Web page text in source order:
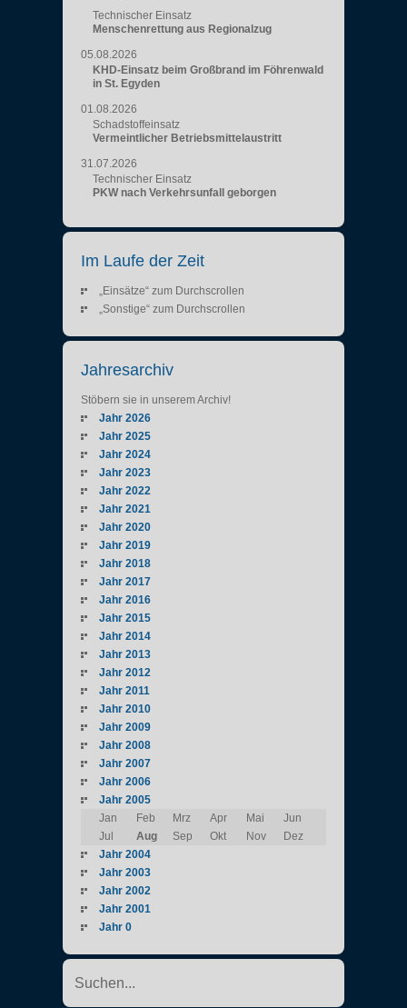
Technischer Einsatz
Menschenrettung aus Regionalzug
05.08.2026
KHD-Einsatz beim Großbrand im Föhrenwald
in St. Egyden
01.08.2026
Schadstoffeinsatz
Vermeintlicher Betriebsmittelaustritt
31.07.2026
Technischer Einsatz
PKW nach Verkehrsunfall geborgen
Im Laufe der Zeit
„Einsätze“ zum Durchscrollen
„Sonstige“ zum Durchscrollen
Jahresarchiv
Stöbern sie in unserem Archiv!
Jahr 2026
Jahr 2025
Jahr 2024
Jahr 2023
Jahr 2022
Jahr 2021
Jahr 2020
Jahr 2019
Jahr 2018
Jahr 2017
Jahr 2016
Jahr 2015
Jahr 2014
Jahr 2013
Jahr 2012
Jahr 2011
Jahr 2010
Jahr 2009
Jahr 2008
Jahr 2007
Jahr 2006
Jahr 2005
Jan
Feb Mrz Apr Mai
Jun
Jul
Aug Sep Okt Nov
Dez
Jahr 2004
Jahr 2003
Jahr 2002
Jahr 2001
Jahr 0